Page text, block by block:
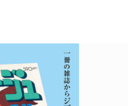
お問合せ